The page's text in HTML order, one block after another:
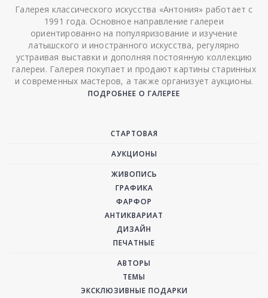
Галерея классического искусства «Антония» работает с
1991 года. Основное направление галереи
ориентированно на популяризование и изучение
латышского и иностранного искусства, регулярно
устраивая выставки и дополняя постоянную коллекцию
галереи. Галерея покупает и продают картины старинных
и современных мастеров, а также организует аукционы.
ПОДРОБНЕЕ О ГАЛЕРЕЕ
СТАРТОВАЯ
АУКЦИОНЫ
ЖИВОПИСЬ
ГРАФИКА
ФАРФОР
АНТИКВАРИАТ
ДИЗАЙН
ПЕЧАТНЫЕ
АВТОРЫ
ТЕМЫ
ЭКСКЛЮЗИВНЫЕ ПОДАРКИ